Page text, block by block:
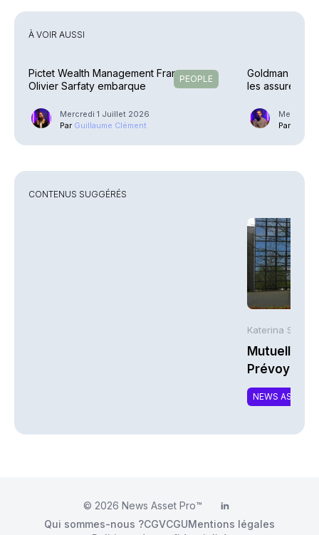
À VOIR AUSSI
PEOPLE
Pictet Wealth Management France –
Olivier Sarfaty embarque
Mercredi 1 Juillet 2026
Par Guillaume Clément
Goldman
les assureurs
Mercredi
Par
CONTENUS SUGGÉRÉS
Katerina
Mutuelles :
de la Math
NEWS
© 2026 News Asset Pro™ LinkedIn
Qui sommes-nous ?CGVCGUMentions légales